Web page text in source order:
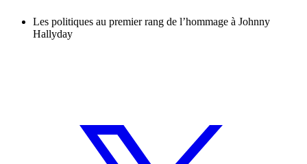
Les politiques au premier rang de l’hommage à Johnny
Hallyday